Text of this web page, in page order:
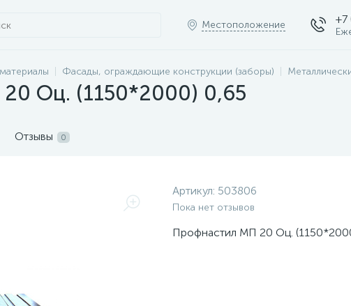
Местоположение +7
Фасады, ограждающие конструкции (заборы)
Оц. (1150*2000) 0,65
Отзывы 0
Артикул: 503806
Пока нет отзывов
Профнастил МП 20 Оц.